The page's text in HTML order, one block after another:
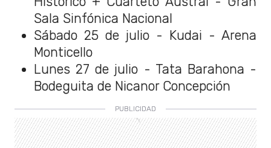
Sala Sinfónica Nacional
Sábado 25 de julio - Kudai - Arena
Monticello
Lunes 27 de julio - Tata Barahona -
Bodeguita de Nicanor Concepción